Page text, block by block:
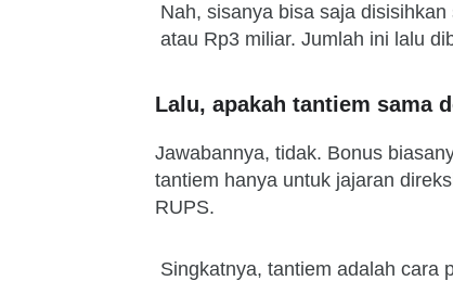
Nah, sisanya bisa saja
atau Rp3 miliar. Jumlah ini lalu
Lalu, apakah tantiem sama
Jawabannya, tidak. Bonus
tantiem hanya untuk jajaran
RUPS.
Singkatnya, tantiem adalah cara